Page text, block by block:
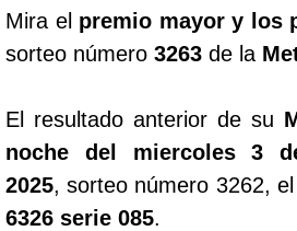
Mira el premio mayor y los
sorteo número 3263 de la
El resultado anterior de su
noche del miercoles 3
2025, sorteo número 3262,
6326 serie 085.